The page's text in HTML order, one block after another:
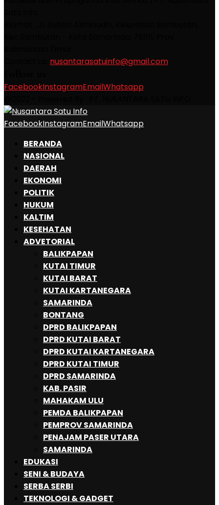
nusantarasatuinfo@gmail.com
FacebookInstagramEmailWhatsapp
FacebookInstagramEmailWhatsapp
BERANDA
NASIONAL
DAERAH
EKONOMI
POLITIK
HUKUM
KALTIM
KESEHATAN
ADVETORIAL
BALIKPAPAN
KUTAI TIMUR
KUTAI BARAT
KUTAI KARTANEGARA
SAMARINDA
BONTANG
DPRD BALIKPAPAN
DPRD KUTAI BARAT
DPRD KUTAI KARTANEGARA
DPRD KUTAI TIMUR
DPRD SAMARINDA
KAB. PASIR
MAHAKAM ULU
PEMDA BALIKPAPAN
PEMPROV SAMARINDA
PENAJAM PASER UTARA
SAMARINDA
EDUKASI
SENI & BUDAYA
SERBA SERBI
TEKNOLOGI & GADGET